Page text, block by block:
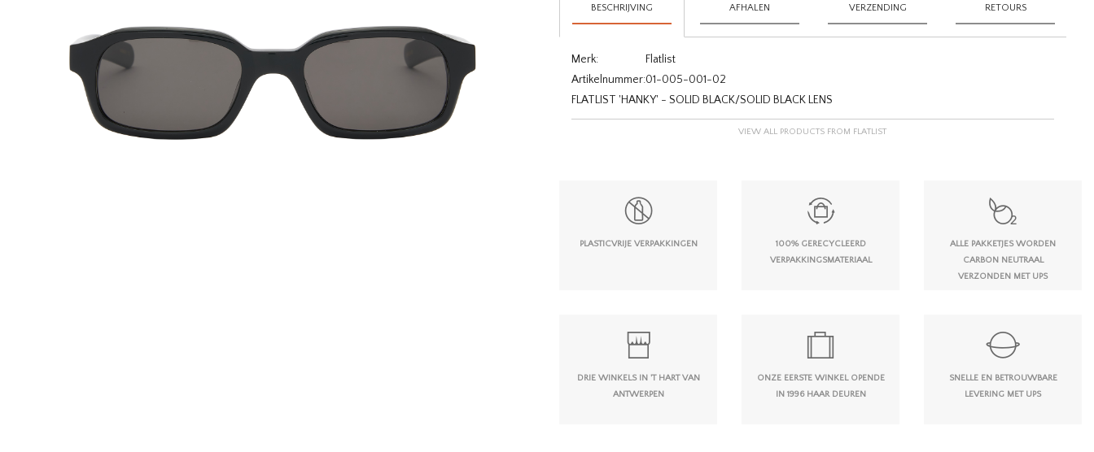
BESCHRIJVING AFHALEN VERZENDING RETOURS
Merk:
Flatlist
Artikelnummer:01-005-001-02
FLATLIST 'HANKY' - SOLID BLACK/SOLID BLACK LENS
VIEW ALL PRODUCTS FROM FLATLIST
PLASTICVRIJE VERPAKKINGEN
100% GERECYCLEERD
VERPAKKINGSMATERIAAL
ALLE PAKKETJES WORDEN
CARBON NEUTRAAL
VERZONDEN MET UPS
DRIE WINKELS IN 'T HART VAN
ANTWERPEN
ONZE EERSTE WINKEL OPENDE
IN 1996 HAAR DEUREN
SNELLE EN BETROUWBARE
LEVERING MET UPS